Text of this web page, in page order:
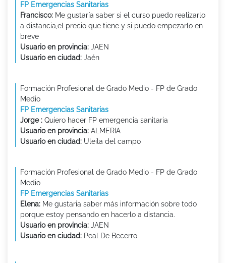
FP Emergencias Sanitarias
Francisco: Me gustaría saber si el curso puedo realizarlo
a distancia,el precio que tiene y si puedo empezarlo en
breve
Usuario en provincia: JAEN
Usuario en ciudad: Jaén
Formación Profesional de Grado Medio - FP de Grado
Medio
FP Emergencias Sanitarias
Jorge : Quiero hacer FP emergencia sanitaria
Usuario en provincia: ALMERIA
Usuario en ciudad: Uleila del campo
Formación Profesional de Grado Medio - FP de Grado
Medio
FP Emergencias Sanitarias
Elena: Me gustaria saber más información sobre todo
porque estoy pensando en hacerlo a distancia.
Usuario en provincia: JAEN
Usuario en ciudad: Peal De Becerro